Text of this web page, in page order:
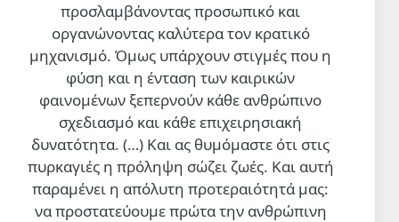
προσλαμβάνοντας προσωπικό και
οργανώνοντας καλύτερα τον κρατικό
μηχανισμό. Όμως υπάρχουν στιγμές που η
φύση και η ένταση των καιρικών
φαινομένων ξεπερνούν κάθε ανθρώπινο
σχεδιασμό και κάθε επιχειρησιακή
δυνατότητα. (…) Και ας θυμόμαστε ότι στις
πυρκαγιές η πρόληψη σώζει ζωές. Και αυτή
παραμένει η απόλυτη προτεραιότητά μας:
να προστατεύουμε πρώτα την ανθρώπινη